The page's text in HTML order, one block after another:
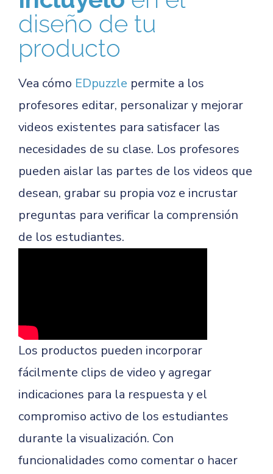
diseño de tu
producto
Vea cómo EDpuzzle permite a los
profesores editar, personalizar y mejorar
videos existentes para satisfacer las
necesidades de su clase. Los profesores
pueden aislar las partes de los videos que
desean, grabar su propia voz e incrustar
preguntas para verificar la comprensión
de los estudiantes.
Los productos pueden incorporar
fácilmente clips de video y agregar
indicaciones para la respuesta y el
compromiso activo de los estudiantes
durante la visualización. Con
funcionalidades como comentar o hacer